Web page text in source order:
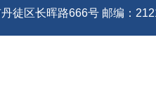
徒区长晖路666号 邮编：